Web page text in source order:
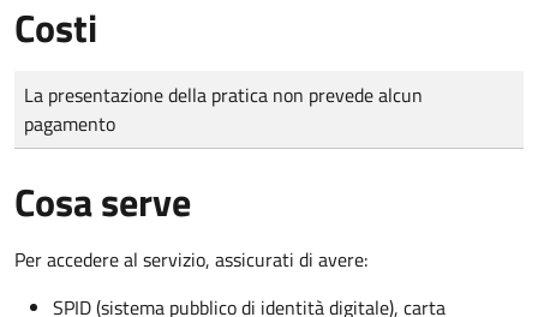
Costi
Tipo di pagamento
Importo
La presentazione della pratica non prevede alcun
pagamento
Cosa serve
Per accedere al servizio, assicurati di avere:
SPID (sistema pubblico di identità digitale), carta